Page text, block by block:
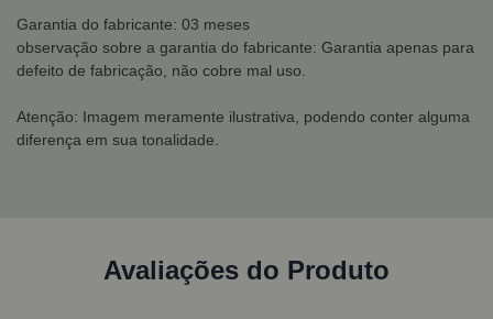
Garantia do fabricante: 03 meses
observação sobre a garantia do fabricante: Garantia apenas para
defeito de fabricação, não cobre mal uso.
Atenção: Imagem meramente ilustrativa, podendo conter alguma
diferença em sua tonalidade.
Avaliações do Produto